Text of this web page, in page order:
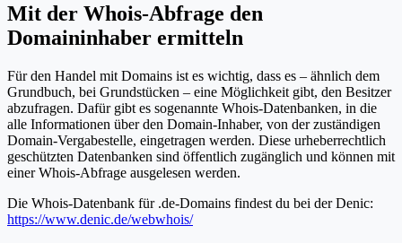
Mit der Whois-Abfrage den
Domaininhaber ermitteln
Für den Handel mit Domains ist es wichtig, dass es – ähnlich dem
Grundbuch, bei Grundstücken – eine Möglichkeit gibt, den Besitzer
abzufragen. Dafür gibt es sogenannte Whois-Datenbanken, in die
alle Informationen über den Domain-Inhaber, von der zuständigen
Domain-Vergabestelle, eingetragen werden. Diese urheberrechtlich
geschützten Datenbanken sind öffentlich zugänglich und können mit
einer Whois-Abfrage ausgelesen werden.
Die Whois-Datenbank für .de-Domains findest du bei der Denic:
https://www.denic.de/webwhois/